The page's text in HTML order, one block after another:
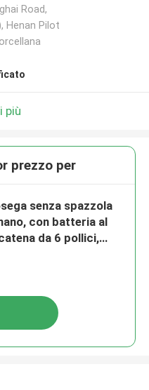
Road,
Henan Pilot
più
prezzo per
senza spazzola
con batteria al
da 6 pollici,